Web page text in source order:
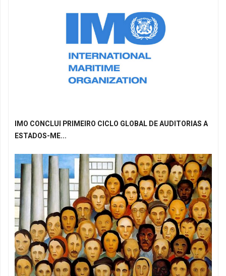
IMO CONCLUI PRIMEIRO CICLO GLOBAL DE AUDITORIAS A
ESTADOS-ME...